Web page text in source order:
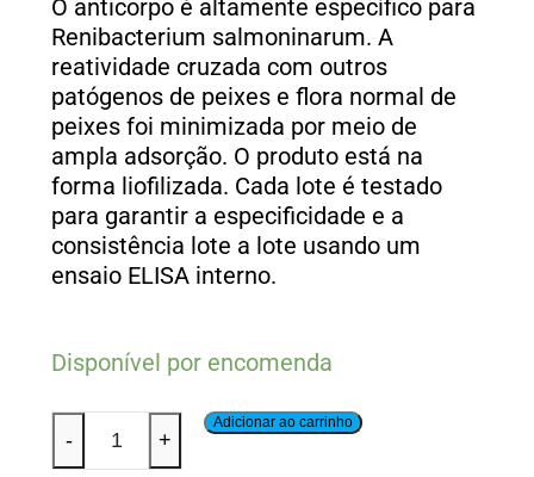
O anticorpo é altamente específico para
Renibacterium salmoninarum. A
reatividade cruzada com outros
patógenos de peixes e flora normal de
peixes foi minimizada por meio de
ampla adsorção. O produto está na
forma liofilizada. Cada lote é testado
para garantir a especificidade e a
consistência lote a lote usando um
ensaio ELISA interno.
Disponível por encomenda
- +
Adicionar ao carrinho